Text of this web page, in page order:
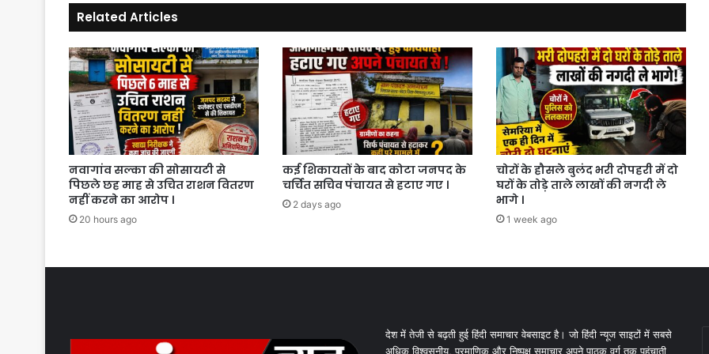
का
दिया
आदेश
।
Related Articles
नवागांव सल्का की सोसायटी से
पिछले छह माह से उचित राशन वितरण
नहीं करने का आरोप ।
20 hours ago
कई शिकायतों के बाद कोटा जनपद के
चर्चित सचिव पंचायत से हटाए गए ।
2 days ago
चोरों के हौसले बुलंद भरी दोपहरी में दो
घरों के तोड़े ताले लाखों की नगदी ले
भागे ।
1 week ago
देश में तेजी से बढ़ती हुई हिंदी समाचार वेबसाइट है। जो हिंदी न्यूज साइटों में सबसे
अधिक विश्वसनीय, प्रमाणिक और निष्पक्ष समाचार अपने पाठक वर्ग तक पहुंचाती